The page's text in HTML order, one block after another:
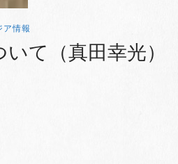
ア情報
て（真田幸光）